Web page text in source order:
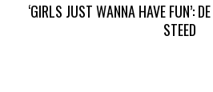
‘GIRLS JUST WANNA HAVE FUN’:
STEED